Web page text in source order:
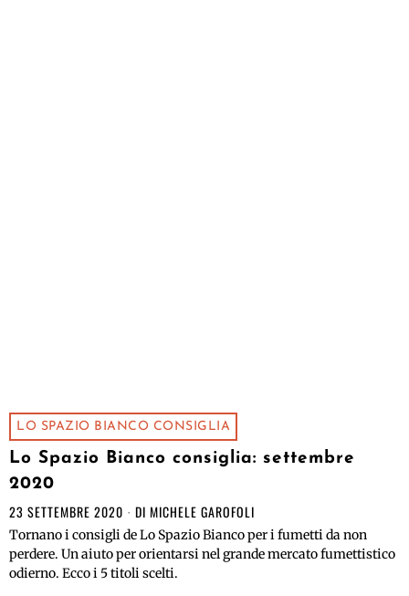
LO SPAZIO BIANCO CONSIGLIA
Lo Spazio Bianco consiglia: settembre
2020
23 SETTEMBRE 2020 DI MICHELE GAROFOLI
Tornano i consigli de Lo Spazio Bianco per i fumetti da non
perdere. Un aiuto per orientarsi nel grande mercato fumettistico
odierno. Ecco i 5 titoli scelti.